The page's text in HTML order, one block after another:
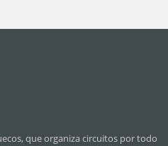
que organiza circuitos por todo